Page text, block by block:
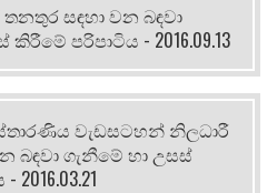
සඳහා වන බඳවා
පරිපාටිය - 2016.09.13
විස්තාරණිය වැඩසටහන් නිලධාරී
බඳවා ගැනීමේ හා උසස්